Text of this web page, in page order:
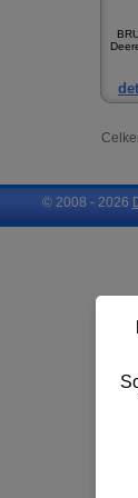
© 2008 - 2026